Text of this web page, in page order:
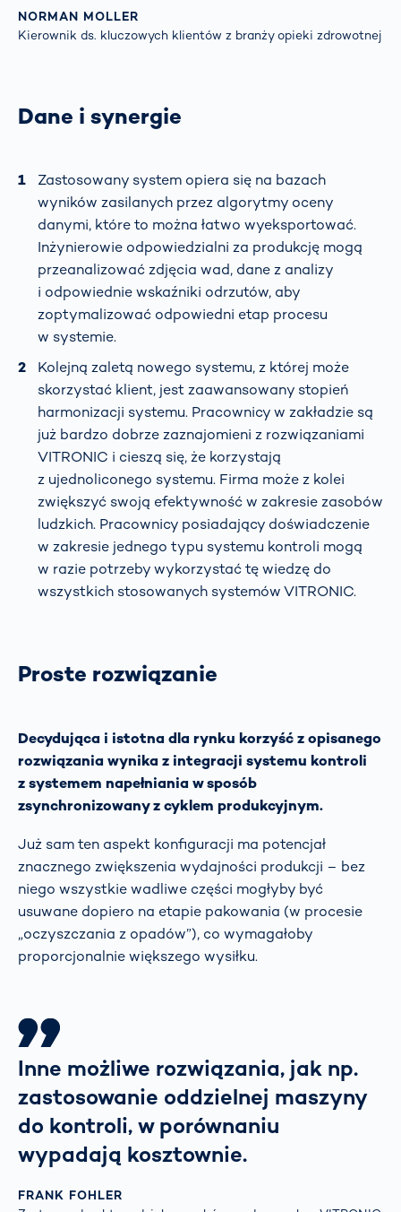
NORMAN MOLLER
Kierownik ds. kluczowych klientów z branży opieki zdrowotnej
Dane i synergie
Zastosowany system opiera się na bazach
wyników zasilanych przez algorytmy oceny
danymi, które to można łatwo wyeksportować.
Inżynierowie odpowiedzialni za produkcję mogą
przeanalizować zdjęcia wad, dane z analizy
i odpowiednie wskaźniki odrzutów, aby
zoptymalizować odpowiedni etap procesu
w systemie.
Kolejną zaletą nowego systemu, z której może
skorzystać klient, jest zaawansowany stopień
harmonizacji systemu. Pracownicy w zakładzie są
już bardzo dobrze zaznajomieni z rozwiązaniami
VITRONIC i cieszą się, że korzystają
z ujednoliconego systemu. Firma może z kolei
zwiększyć swoją efektywność w zakresie zasobów
ludzkich. Pracownicy posiadający doświadczenie
w zakresie jednego typu systemu kontroli mogą
w razie potrzeby wykorzystać tę wiedzę do
wszystkich stosowanych systemów VITRONIC.
Proste rozwiązanie
Decydująca i istotna dla rynku korzyść z opisanego
rozwiązania wynika z integracji systemu kontroli
z systemem napełniania w sposób
zsynchronizowany z cyklem produkcyjnym.
Już sam ten aspekt konfiguracji ma potencjał
znacznego zwiększenia wydajności produkcji – bez
niego wszystkie wadliwe części mogłyby być
usuwane dopiero na etapie pakowania (w procesie
„oczyszczania z opadów”), co wymagałoby
proporcjonalnie większego wysiłku.
Inne możliwe rozwiązania, jak np.
zastosowanie oddzielnej maszyny
do kontroli, w porównaniu
wypadają kosztownie.
FRANK FOHLER